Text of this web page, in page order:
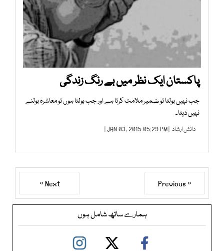
پاکستان ایک نظر میں بے رنگ زندگی
جب نہیں بولتا تو ضمیر ملامت کرتا ہے اور جب بولتا ہوں تو معاشرہ بولنے
نہیں دیتا۔
دانش ارشاد | JAN 03, 2015 05:29 PM |
« Previous
Next »
ہمارے ساتھ شامل ہوں